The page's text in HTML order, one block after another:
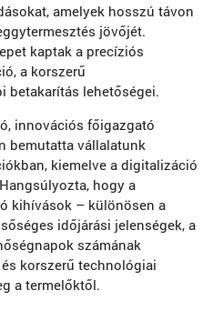
amelyek hosszú távon
jövőjét.
kaptak a precíziós
a korszerű
betakarítás lehetőségei.
innovációs főigazgató
bemutatta vállalatunk
kiemelve a digitalizáció
hogy a
kihívások – különösen a
időjárási jelenségek, a
számának
korszerű technológiai
a termelőktől.